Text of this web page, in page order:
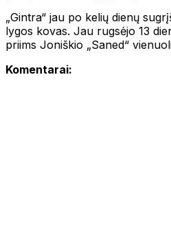
„Gintra“ jau po kelių dienų
lygos kovas. Jau rugsėjo 13
priims Joniškio „Saned“
Komentarai: